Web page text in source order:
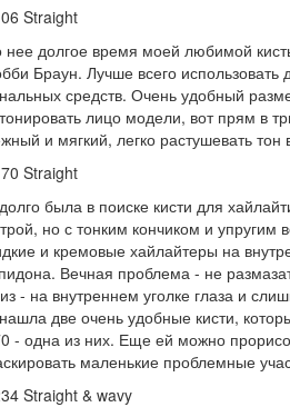
Straight
нее долгое время моей любимой
Браун. Лучше всего использовать
средств. Очень удобный
лицо модели, вот прям в
и мягкий, легко растушевать тон
Straight
была в поиске кисти для
но с тонким кончиком и упругим
и кремовые хайлайтеры на
Вечная проблема - не
- на внутреннем уголке глаза и
две очень удобные кисти,
- одна из них. Еще ей можно
маленькие проблемные
Straight & wavy